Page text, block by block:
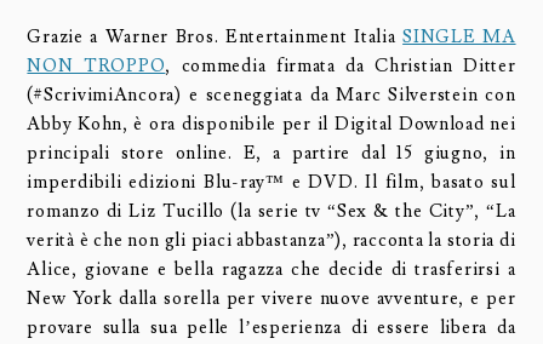
Grazie a Warner Bros. Entertainment ItaliaSINGLE MA
NON TROPPO, commedia firmata da Christian Ditter
(#ScrivimiAncora) e sceneggiata da Marc Silverstein con
Abby Kohn, è ora disponibile per il Digital Download nei
principali store online. E, a partire dal 15 giugno, in
imperdibili edizioni Blu-ray™ e DVD. Il film, basato sul
romanzo di Liz Tucillo (la serie tv “Sex & the City”, “La
verità è che non gli piaci abbastanza”), racconta la storia di
Alice, giovane e bella ragazza che decide di trasferirsi a
New York dalla sorella per vivere nuove avventure, e per
provare sulla sua pelle l’esperienza di essere libera da